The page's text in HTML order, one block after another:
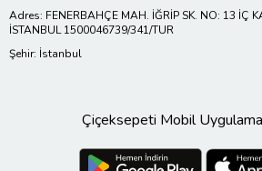
Adres: FENERBAHÇE MAH. İĞRİP SK. NO: 13 İÇ
İSTANBUL 1500046739/341/TUR
Şehir: İstanbul
Çiçeksepeti Mobil